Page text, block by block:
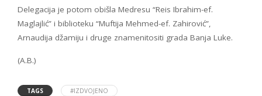
Delegacija je potom obišla Medresu “Reis Ibrahim-ef.
Maglajlić” i biblioteku “Muftija Mehmed-ef. Zahirović”,
Arnaudija džamiju i druge znamenitositi grada Banja Luke.
(A.B.)
TAGS #IZDVOJENO